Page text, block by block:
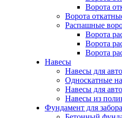
Ворота
Ворота
Распашные
Ворота
Ворота
Ворота
Навесы
Навесы для
Односкатные
Навесы для
Навесы из
Фундамент для забора